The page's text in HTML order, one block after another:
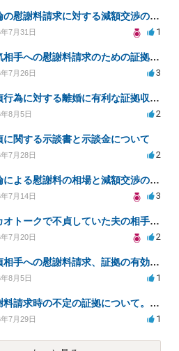
不倫の慰謝料請求に対する減額交渉の可能性と対策
7月31日 1
浮気相手への慰謝料請求のための証拠集めと探偵選び
7月26日 3
不貞行為に対する離婚に有利な証拠収集方法と法的手続きについて
8月5日 2
に関する示談書と示談金について
7月28日 2
不倫による慰謝料の相場と減額交渉の可能性について
7月14日 3
カカオトークで不貞していた夫の相手を特定したい
7月20日 2
不貞相手への慰謝料請求、証拠の有効性と対応方法は？
8月5日 1
慰謝料請求時の不定の証拠について。効力があるのか知りたい。
7月29日 1